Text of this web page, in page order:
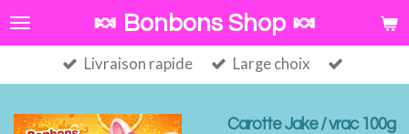
Passer
au
contenu
principal
🍬 Bonbons Shop 🍬
Livraison rapide Large choix
Carotte Jake / vrac 100g